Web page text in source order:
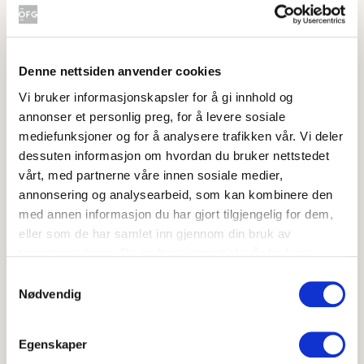
Denne nettsiden anvender cookies
Vi bruker informasjonskapsler for å gi innhold og
annonser et personlig preg, for å levere sosiale
mediefunksjoner og for å analysere trafikken vår. Vi deler
dessuten informasjon om hvordan du bruker nettstedet
vårt, med partnerne våre innen sosiale medier,
annonsering og analysearbeid, som kan kombinere den
med annen informasjon du har gjort tilgjengelig for dem,
eller som de har samlet inn gjennom din bruk av
Nødvendig
Egenskaper
Sesongens beste råvarer på
grillen
Utnytt sommerens beste råvarer ved å
legge det på grillen!
Grillet nykål med
asiatisk glaze
Grillet nykål med asiatisk glaze
Grillet potetsalat
med syltet rødløk og
Grillet potetsalat med